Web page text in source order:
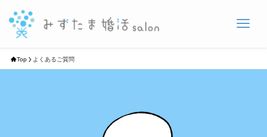
Top よくあるご質問